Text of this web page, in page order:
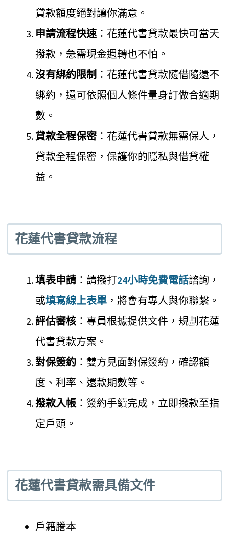
貸款額度絕對讓你滿意。
申請流程快速：花蓮代書貸款最快可當天
撥款，急需現金週轉也不怕。
沒有綁約限制 ：花蓮代書貸款隨借隨還不
綁約，還可依照個人條件量身訂做合適期
數。
貸款全程保密 ：花蓮代書貸款無需保人，
貸款全程保密，保護你的隱私與借貸權
益。
花蓮代書貸款流程
填表申請 ：請撥打24小時免費電話諮詢，
或填寫線上表單 ，將會有專人與你聯繫。
評估審核 ：專員根據提供文件，規劃花蓮
代書貸款方案。
對保簽約 ：雙方見面對保簽約，確認額
度、利率、還款期數等。
撥款入帳：簽約手續完成，立即撥款至指
定戶頭。
花蓮代書貸款需具備文件
戶籍謄本